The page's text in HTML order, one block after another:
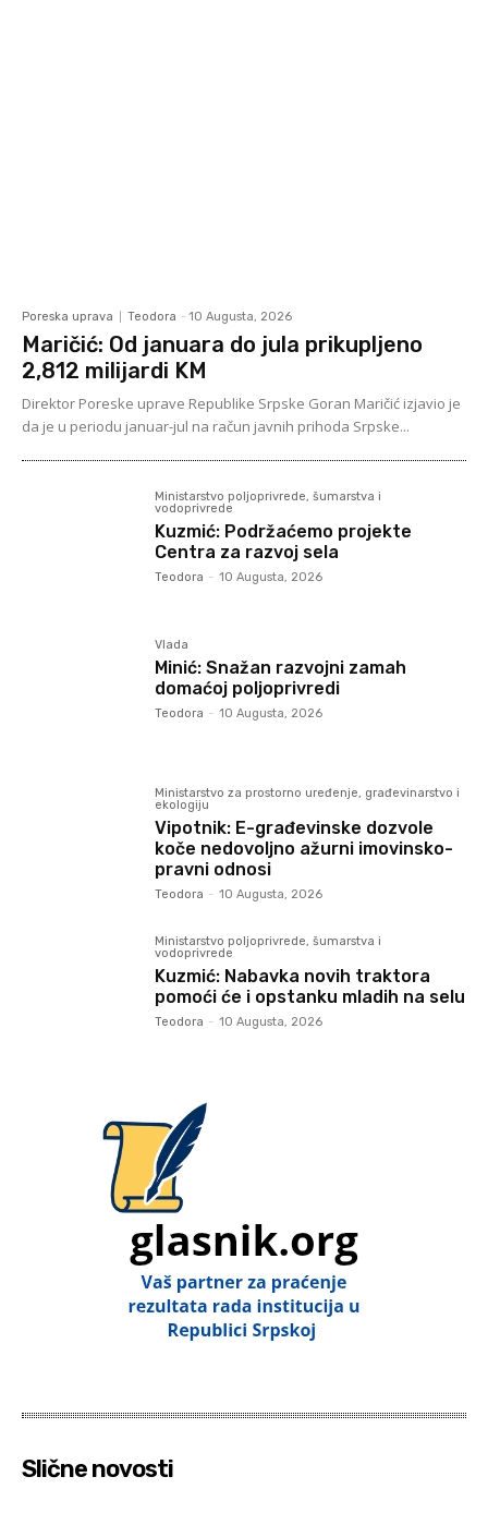
Poreska uprava Teodora - 10 Augusta, 2026
Maričić: Od januara do jula prikupljeno
2,812 milijardi KM
Direktor Poreske uprave Republike Srpske Goran Maričić izjavio je
da je u periodu januar-jul na račun javnih prihoda Srpske...
Ministarstvo poljoprivrede, šumarstva i
vodoprivrede
Kuzmić: Podržaćemo projekte
Centra za razvoj sela
Teodora - 10 Augusta, 2026
Vlada
Minić: Snažan razvojni zamah
domaćoj poljoprivredi
Teodora - 10 Augusta, 2026
Ministarstvo za prostorno uređenje, građevinarstvo i
ekologiju
Vipotnik: E-građevinske dozvole
koče nedovoljno ažurni imovinsko-
pravni odnosi
Teodora - 10 Augusta, 2026
Ministarstvo poljoprivrede, šumarstva i
vodoprivrede
Kuzmić: Nabavka novih traktora
pomoći će i opstanku mladih na selu
Teodora - 10 Augusta, 2026
Slične novosti